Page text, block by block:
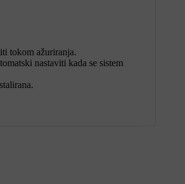
tokom ažuriranja.
nastaviti kada se sistem